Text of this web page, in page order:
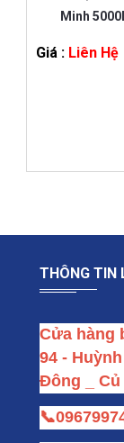
Minh
Giá : Liên Hệ
THÔNG TIN
Cửa hàng
94 -
Đông _ Củ
📞